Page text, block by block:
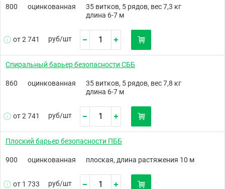
800 оцинкованная
35 витков, 5 рядов, вес 7,3 кг
длина 6-7 м
от 2 741 руб/шт
Спиральный барьер безопасности СББ
860 оцинкованная
35 витков, 5 рядов, вес 7,8 кг
длина 6-7 м
от 2 741 руб/шт
Плоский барьер безопасности ПББ
900 оцинкованная плоская, длина растяжения 10 м
от 1 733 руб/шт